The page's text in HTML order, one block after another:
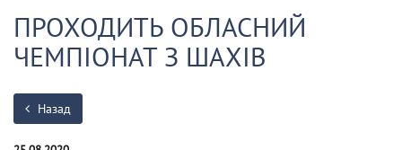
ПРОХОДИТЬ ОБЛАСНИЙ
ЧЕМПІОНАТ З ШАХІВ
Назад